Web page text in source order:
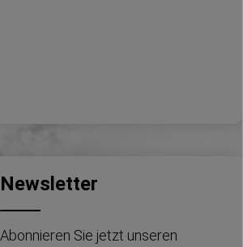
Newsletter
Abonnieren Sie jetzt unseren